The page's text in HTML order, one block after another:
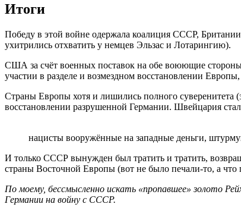
Итоги
Победу в этой войне одержала коалиция СССР,
ухитрились отхватить у немцев Эльзас и Лотарингию).
США за счёт военных поставок на обе воюющие
участии в разделе и возмездном восстановлении
Страны Европы хотя и лишились полного суверенитета
восстановлении разрушенной Германии. Швейцария
нацисты вооружённые на западные деньги,
И только СССР вынужден был тратить и тратить,
страны Восточной Европы (вот не было печали-то, а что
По моему, бессмысленно искать «пропавшее» золото
Германии на войну с СССР.